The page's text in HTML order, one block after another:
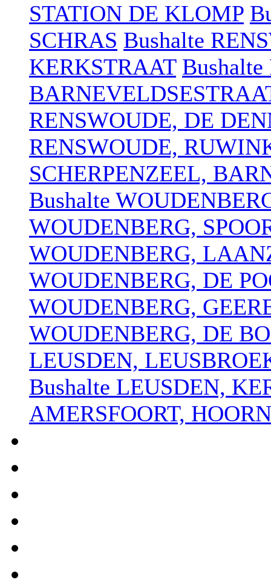
STATION DE KLOMP
SCHRAS Bushalte
KERKSTRAAT
RENSWOUDE, DE
RENSWOUDE,
SCHERPENZEEL,
Bushalte
WOUDENBERG,
WOUDENBERG,
WOUDENBERG, DE
WOUDENBERG,
WOUDENBERG, DE
LEUSDEN,
Bushalte LEUSDEN,
AMERSFOORT,